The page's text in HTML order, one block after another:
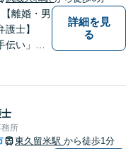
離婚・男
士】
伝い」を
い。
／フェ
格保有】
詳細を見
る
所
東久留米駅 から徒歩1分